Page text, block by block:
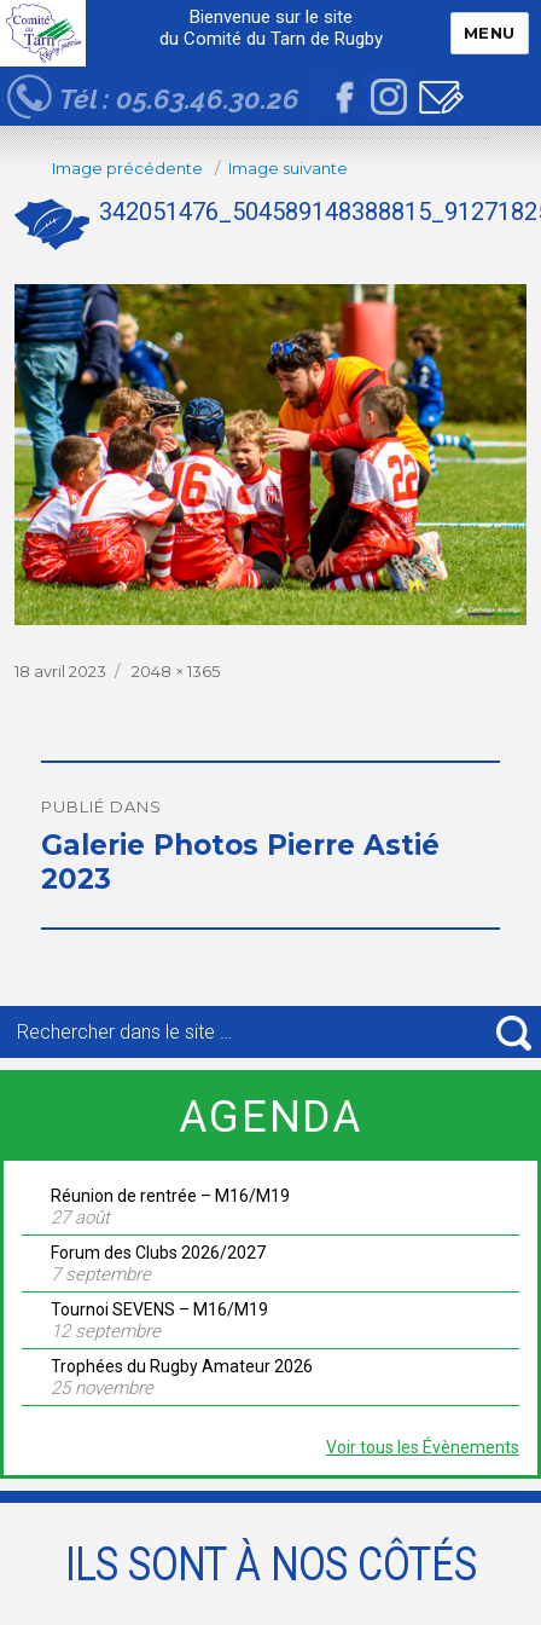
Bienvenue sur le site
du Comité du Tarn de Rugby
Tél : 05.63.46.30.26
MENU
Image précédente Image suivante
Publié
18 avril 2023
Taille
2048 × 1365
de
l’article
PUBLIÉ DANS
Galerie Photos Pierre Astié
2023
pour
:
AGENDA
Réunion de rentrée – M16/M19
27 août
Forum des Clubs 2026/2027
7 septembre
Tournoi SEVENS – M16/M19
12 septembre
Trophées du Rugby Amateur 2026
25 novembre
Voir tous les Évènements
ILS SONT À NOS CÔTÉS